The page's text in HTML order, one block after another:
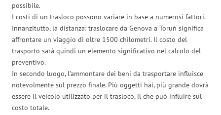
possibile.
I costi di un trasloco possono variare in base a numerosi fattori.
Innanzitutto, la distanza: traslocare da Genova a Toruń significa
affrontare un viaggio di oltre 1500 chilometri. Il costo del
trasporto sarà quindi un elemento significativo nel calcolo del
preventivo.
In secondo luogo, l’ammontare dei beni da trasportare influisce
notevolmente sul prezzo finale. Più oggetti hai, più grande dovrà
essere il veicolo utilizzato per il trasloco, il che può influire sul
costo totale.